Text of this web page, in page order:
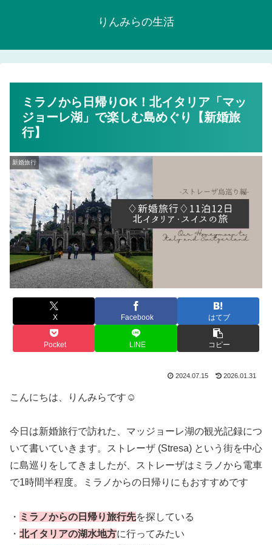
りんみらの生活
ミラノから日帰りOK！北イタリア「マッ
ジョーレ湖」で楽しむ島めぐり【新婚旅
行】
新婚旅行
X Facebook はてブ
Pocket LINE コピー
2024.07.15 2026.01.31
こんにちは、りんみらです☺
今日は新婚旅行で訪れた、マッジョーレ湖の観光記録につ
いて書いていきます。ストレーザ (Stresa) という街を中心
に島巡りをしてきましたが、ストレーザはミラノから電車
で1時間半程度。ミラノからの日帰りにもおすすめです
・ ミラノからの日帰り旅行先を探している
・ 北イタリアの湖水地方に行ってみたい